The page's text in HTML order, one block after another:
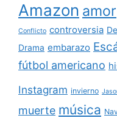
Amazon amor
Conflicto controversia
Drama embarazo
fútbol americano
Instagram invierno
muerte música